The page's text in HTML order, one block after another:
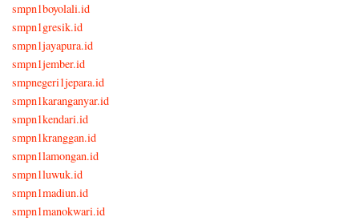
smpn1boyolali.id
smpn1gresik.id
smpn1jayapura.id
smpn1jember.id
smpnegeri1jepara.id
smpn1karanganyar.id
smpn1kendari.id
smpn1kranggan.id
smpn1lamongan.id
smpn1luwuk.id
smpn1madiun.id
smpn1manokwari.id